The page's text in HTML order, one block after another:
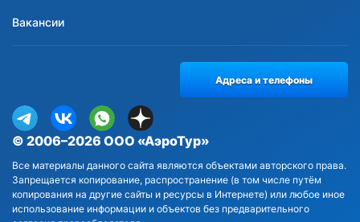
Вакансии
© 2006–2026 ООО «АэроТур»
Все материалы данного сайта являются объектами авторского права.
Запрещается копирование, распространение (в том числе путём
копирования на другие сайты и ресурсы в Интернете) или любое иное
использование информации и объектов без предварительного
Адреса и телефоны